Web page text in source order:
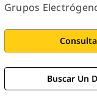
Grupos
Buscar Un